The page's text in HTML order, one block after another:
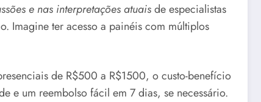
e nas interpretações atuaisde especialistas
Imagine ter acesso a painéis com múltiplos
de R$500 a R$1500, o custo-benefício
e um reembolso fácil em 7 dias, se necessário.